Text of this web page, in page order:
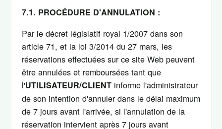
7.1. PROCÉDURE D'ANNULATION :
Par le décret législatif royal 1/2007 dans son
article 71, et la loi 3/2014 du 27 mars, les
réservations effectuées sur ce site Web peuvent
être annulées et remboursées tant que
l'UTILISATEUR/CLIENTinforme l'administrateur
de son intention d'annuler dans le délai maximum
de 7 jours avant l'arrivée, si l'annulation de la
réservation intervient après 7 jours avant